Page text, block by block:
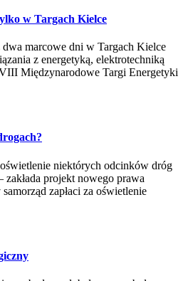
w Targach Kielce
dwa marcowe dni w Targach Kielce
z energetyką, elektrotechniką
Międzynarodowe Targi Energetyki
niektórych odcinków dróg
projekt nowego prawa
zapłaci za oświetlenie